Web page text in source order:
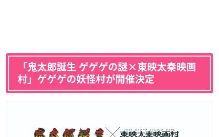
「鬼太郎誕生 ゲゲゲの謎×東映太秦映画
村」 ゲゲゲの妖怪村が開催決定